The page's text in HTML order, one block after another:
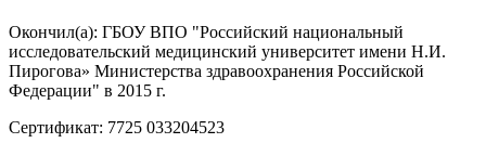
Окончил(а): ГБОУ ВПО "Российский национальный
исследовательский медицинский университет имени Н.И.
Пирогова» Министерства здравоохранения Российской
Федерации" в 2015 г.
Сертификат: 7725 033204523